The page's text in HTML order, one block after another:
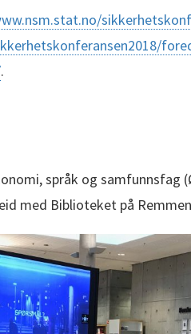
.
språk og samfunnsfag
med Biblioteket på Remmen